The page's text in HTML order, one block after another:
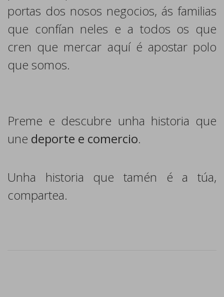
portas dos nosos negocios, ás familias
que confían neles e a todos os que
cren que mercar aquí é apostar polo
que somos.
Preme e descubre unha historia que
une deporte e comercio.
Unha historia que tamén é a túa,
compartea.